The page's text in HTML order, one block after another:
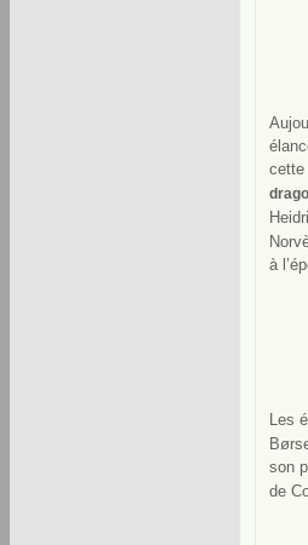
cette
à
Les
son
de